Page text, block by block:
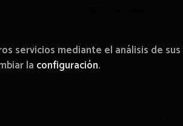
servicios mediante el análisis de sus
la configuración.